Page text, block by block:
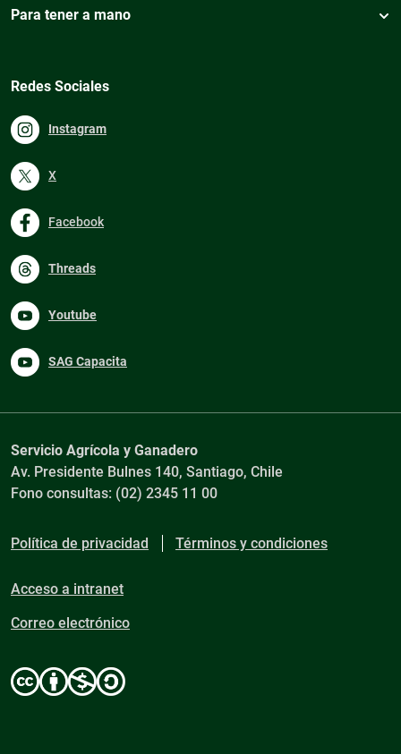
Para tener a mano
Redes Sociales
Instagram
X
Facebook
Threads
Youtube
SAG Capacita
Servicio Agrícola y Ganadero
Av. Presidente Bulnes 140, Santiago, Chile
Fono consultas: (02) 2345 11 00
Política de privacidad Términos y condiciones
Acceso a intranet
Correo electrónico